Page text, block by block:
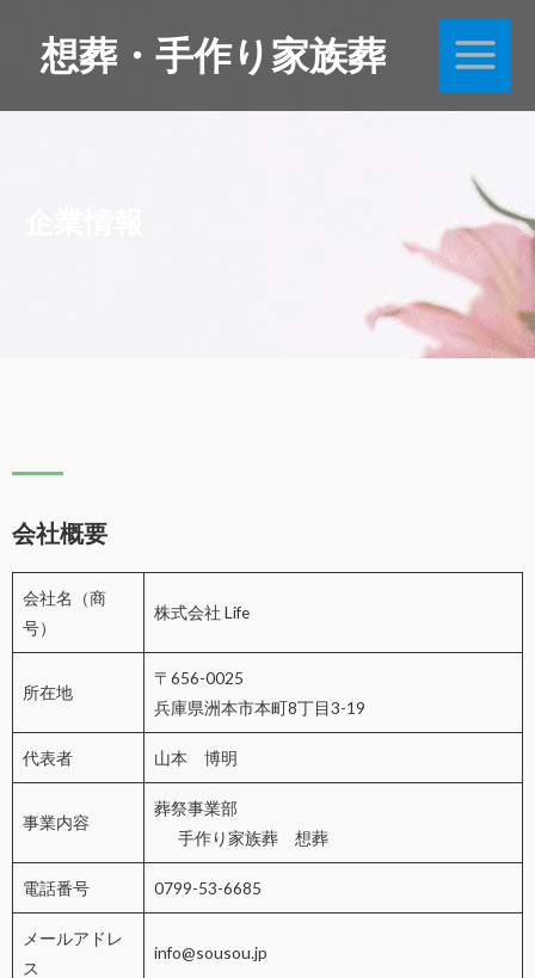
想葬・手作り家族葬
Main
Menu
会社概要
会社名（商
号）
株式会社 Life
所在地
〒656-0025
兵庫県洲本市本町8丁目3-19
代表者 山本 博明
事業内容
葬祭事業部
手作り家族葬 想葬
電話番号 0799-53-6685
メールアドレ
ス
info@sousou.jp